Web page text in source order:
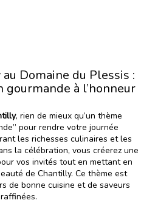
Domaine du Plessis :
à l’honneur
, rien de mieux qu’un thème
pour rendre votre journée
les richesses culinaires et les
la célébration, vous créerez une
vos invités tout en mettant en
de Chantilly. Ce thème est
de bonne cuisine et de saveurs
raffinées.